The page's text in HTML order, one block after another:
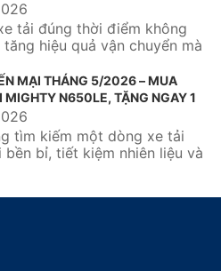
tải đúng thời điểm không
hiệu quả vận chuyển mà
MẠI THÁNG 5/2026 – MUA
MIGHTY N650LE, TẶNG NGAY 1
HIỂM TNDS 🎉
tìm kiếm một dòng xe tải
bền bỉ, tiết kiệm nhiên liệu và